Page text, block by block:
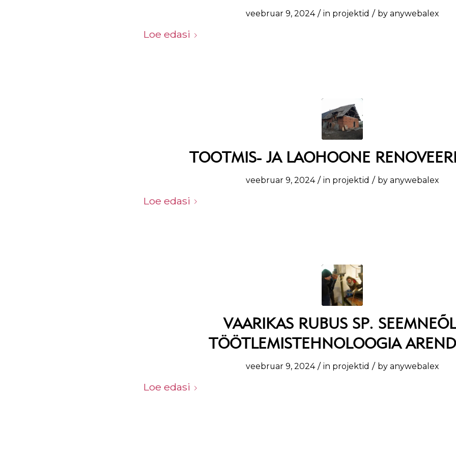
veebruar 9, 2024 / in projektid / by anywebalex
Loe edasi
TOOTMIS- JA LAOHOONE
veebruar 9, 2024 / in projektid / by anywebalex
Loe edasi
VAARIKAS RUBUS SP.
TÖÖTLEMISTEHNOLOOGIA
veebruar 9, 2024 / in projektid / by anywebalex
Loe edasi